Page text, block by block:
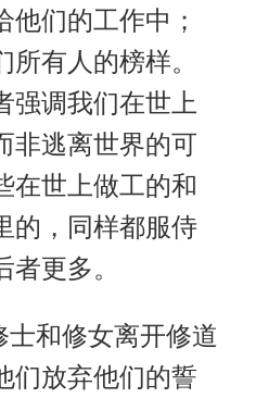
们的工作中；
有人的榜样。
强调我们在世上
非逃离世界的可
在世上做工的和
的，同样都服侍
更多。
和修女离开修道
们放弃他们的誓